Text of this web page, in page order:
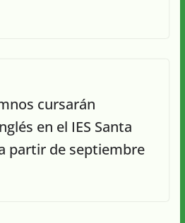
cursarán
en el IES Santa
partir de septiembre